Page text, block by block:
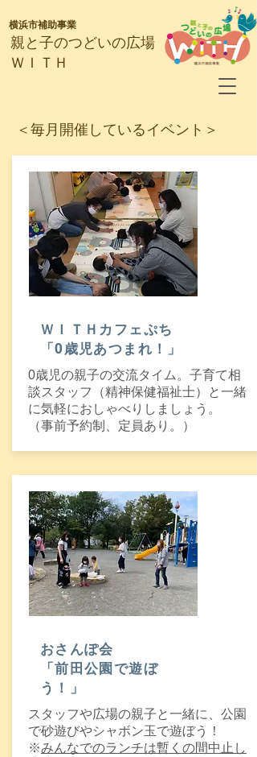
​親と子のつどいの広場
ＷＩＴＨ
横浜市補助事業
​＜毎月開催しているイベント＞
​ＷＩＴＨカフェぷち
「0歳児あつまれ！」
0歳児の親子の交流タイム。子育て相
談スタッフ（精神保健福祉士）と一緒
に気軽におしゃべりしましょう。
​（事前予約制、定員あり。）
おさんぽ会
​「前田公園で遊ぼ
う！」
スタッフや広場の親子と一緒に、公園
で砂遊びやシャボン玉で遊ぼう！
※みんなでのランチは暫くの間中止し